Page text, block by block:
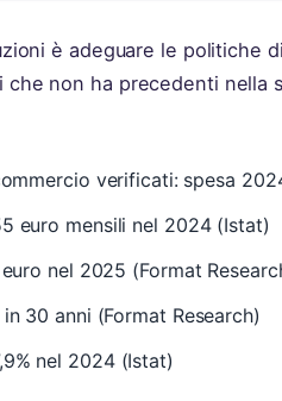
è adeguare le politiche
che non ha precedenti nella
verificati: spesa
euro mensili nel 2024 (Istat)
nel 2025 (Format
30 anni (Format Research)
nel 2024 (Istat)